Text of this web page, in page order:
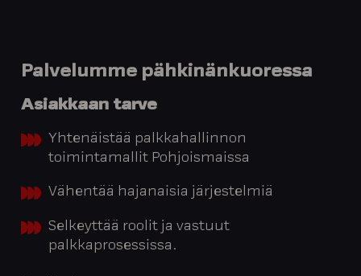
Palvelumme pähkinänkuoressa
Asiakkaan tarve
Yhtenäistää palkkahallinnon
toimintamallit Pohjoismaissa
Vähentää hajanaisia järjestelmiä
Selkeyttää roolit ja vastuut
palkkaprosessissa.